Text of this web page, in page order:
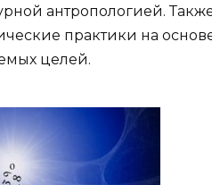
антропологией.
практики на
целей.